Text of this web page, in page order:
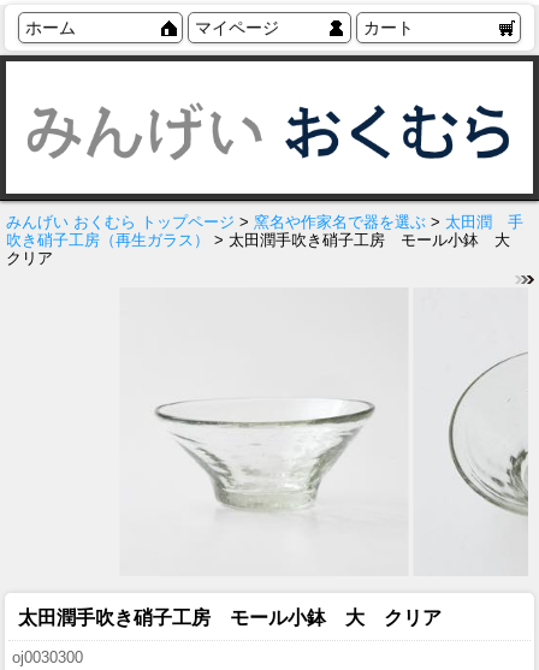
ホーム マイページ カート
みんげい おくむら トップページ > 窯名や作家名で器を選ぶ > 太田潤 手
吹き硝子工房（再生ガラス）
> 太田潤手吹き硝子工房 モール小鉢 大
クリア
太田潤手吹き硝子工房 モール小鉢 大 クリア
oj0030300